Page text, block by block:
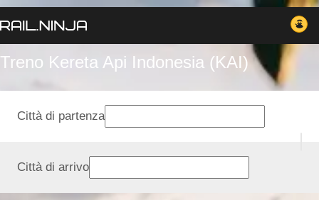
Treno Kereta Api Indonesia (KAI)
Città di partenza
Città di arrivo